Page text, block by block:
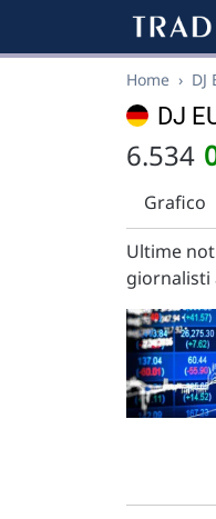
Home › DJ
DJ
6.534
Grafico
Ultime
giornalisti